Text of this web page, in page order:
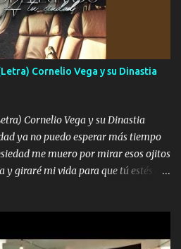
Pregúntame qué es lo que me
cuantas horas también pregunta que
al estar conmigo Y ya borracho
unas bonitas palabras así
todo y puedo describirlo mucho que
muy feliz y emocionado por
Cornelio Vega y su Dinastia
Cornelio Vega y su Dinastia
ya no puedo esperar más tiempo
me muero por mirar esos ojitos
y giraré mi vida para que tú estés en
del amor ❤️ Música Mil y un besos